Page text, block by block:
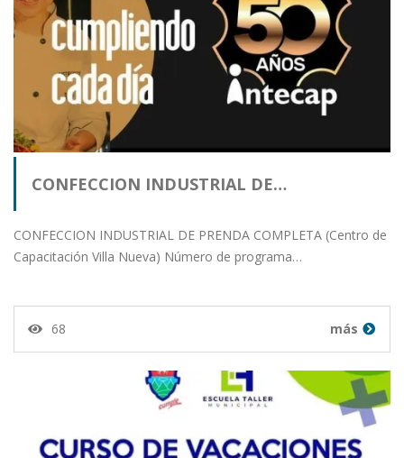
CONFECCION INDUSTRIAL DE…
CONFECCION INDUSTRIAL DE PRENDA COMPLETA (Centro de
Capacitación Villa Nueva) Número de programa…
68 más